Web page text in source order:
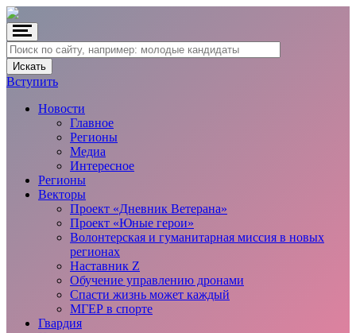
Вступить
Новости
Главное
Регионы
Медиа
Интересное
Регионы
Векторы
Проект «Дневник Ветерана»
Проект «Юные герои»
Волонтерская и гуманитарная миссия в новых
регионах
Наставник Z
Обучение управлению дронами
Спасти жизнь может каждый
МГЕР в спорте
Гвардия